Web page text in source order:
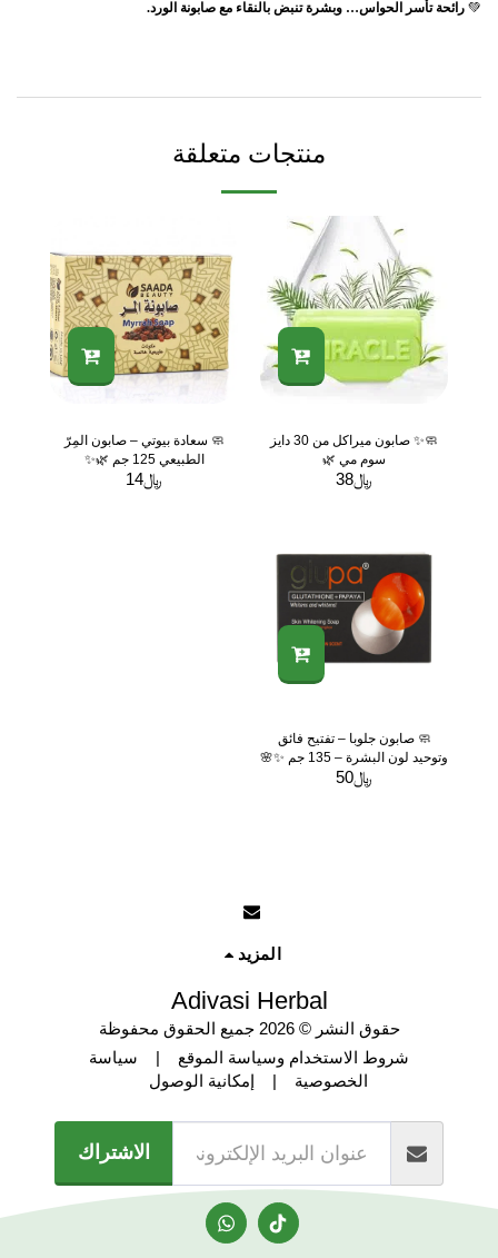
💚 رائحة تأسر الحواس… وبشرة تنبض بالنقاء مع صابونة الورد.
منتجات متعلقة
🧼✨ صابون ميراكل من 30 دايز
سوم مي 🌿
﷼38
🧼 سعادة بيوتي – صابون المِرّ
الطبيعي 125 جم 🌿✨
﷼14
🧼 صابون جلوبا – تفتيح فائق
وتوحيد لون البشرة – 135 جم ✨🌸
﷼50
Adivasi Herbal
حقوق النشر © 2026 جميع الحقوق محفوظة
شروط الاستخدام وسياسة الموقع
سياسة
الخصوصية
إمكانية الوصول
المزيد
الاشتراك